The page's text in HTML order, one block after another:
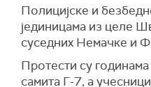
Полицијске и
јединицама из целе
суседних Немачке и
Протести су
самита Г-7, а